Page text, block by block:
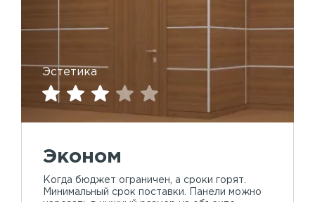
Эстетика
Эконом
Когда бюджет ограничен, а сроки горят.
Минимальный срок поставки. Панели можно